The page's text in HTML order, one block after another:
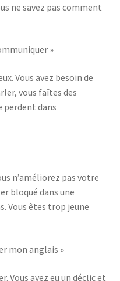
ne savez pas comment
»
Vous avez besoin de
vous faîtes des
perdent dans
n’améliorez pas votre
bloqué dans une
Vous êtes trop jeune
mon anglais »
Vous avez eu un déclic et